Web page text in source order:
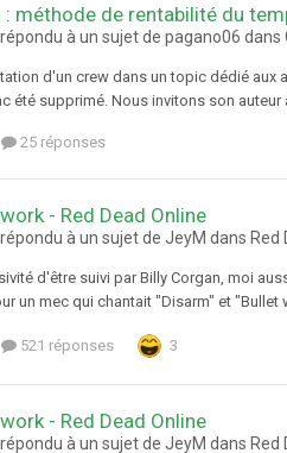
méthode de rentabilité du
à un sujet de pagano06 dans
d'un crew dans un topic dédié aux
été supprimé. Nous invitons son
25 réponses
- Red Dead Online
à un sujet de JeyM dans Red
d'être suivi par Billy Corgan, moi
un mec qui chantait "Disarm" et "Bullet
521 réponses 3
- Red Dead Online
à un sujet de JeyM dans Red